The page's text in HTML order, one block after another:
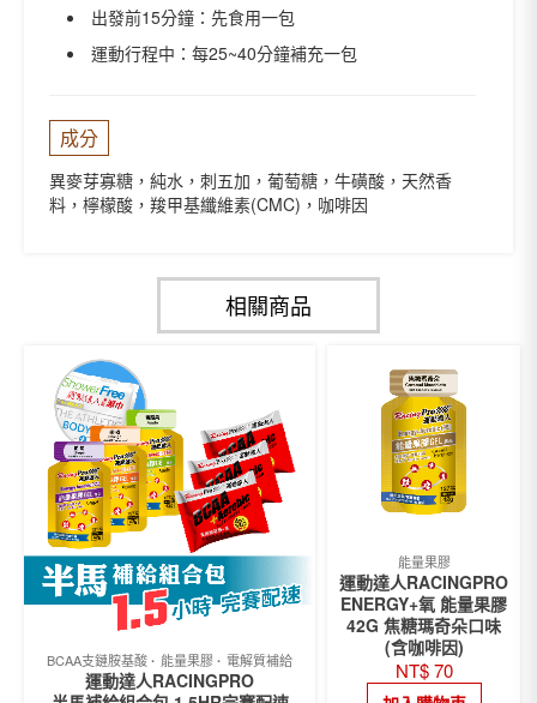
出發前15分鐘：先食用一包
運動行程中：每25~40分鐘補充一包
成分
異麥芽寡糖，純水，刺五加，葡萄糖，牛磺酸，天然香
料，檸檬酸，羧甲基纖維素(CMC)，咖啡因
相關商品
BCAA支鏈胺基酸 能量果膠 電解質補給
運動達人RACINGPRO
能量果膠
運動達人RACINGPRO
ENERGY+氧 能量果膠
42G 焦糖瑪奇朵口味
(含咖啡因)
NT$70